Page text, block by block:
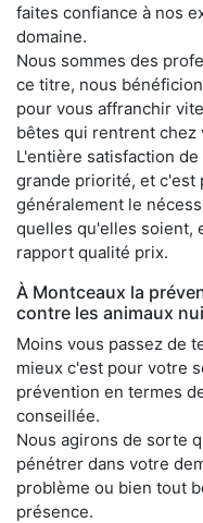
faites confiance à nos
domaine.
Nous sommes des
ce titre, nous
pour vous affranchir
bêtes qui rentrent chez
L'entière satisfaction
grande priorité, et c'est
généralement le
quelles qu'elles soient,
rapport qualité prix.
À Montceaux la
contre les animaux
Moins vous passez de
mieux c'est pour votre
prévention en termes
conseillée.
Nous agirons de sorte
pénétrer dans votre
problème ou bien tout
présence.